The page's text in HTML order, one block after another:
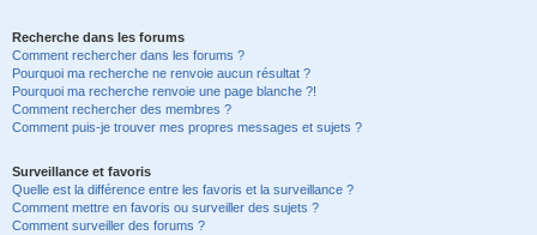
Recherche dans les forums
Comment rechercher dans les forums ?
Pourquoi ma recherche ne renvoie aucun résultat ?
Pourquoi ma recherche renvoie une page blanche ?!
Comment rechercher des membres ?
Comment puis-je trouver mes propres messages et sujets ?
Surveillance et favoris
Quelle est la différence entre les favoris et la surveillance ?
Comment mettre en favoris ou surveiller des sujets ?
Comment surveiller des forums ?